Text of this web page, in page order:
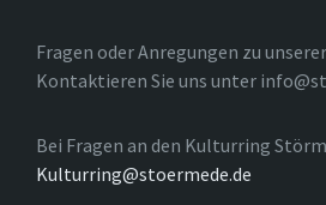
Fragen oder Anregungen zu
Kontaktieren Sie uns unter
Bei Fragen an den Kulturring
Kulturring@stoermede.de